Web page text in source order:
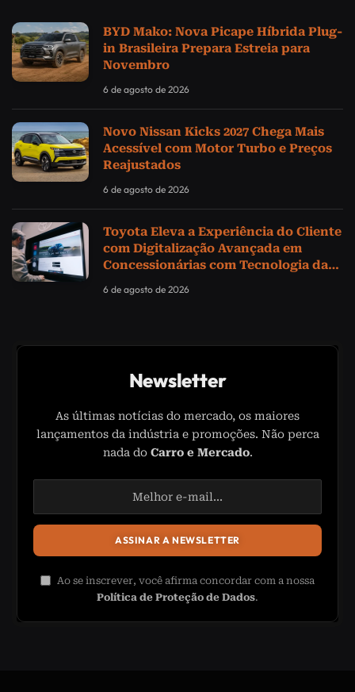
BYD Mako: Nova Picape Híbrida Plug-
in Brasileira Prepara Estreia para
Novembro
6 de agosto de 2026
Novo Nissan Kicks 2027 Chega Mais
Acessível com Motor Turbo e Preços
Reajustados
6 de agosto de 2026
Toyota Eleva a Experiência do Cliente
com Digitalização Avançada em
Concessionárias com Tecnologia da
6 de agosto de 2026
Newsletter
As últimas notícias do mercado, os maiores
lançamentos da indústria e promoções. Não perca
nada do Carro e Mercado.
Ao se inscrever, você afirma concordar com a nossa
Política de Proteção de Dados.